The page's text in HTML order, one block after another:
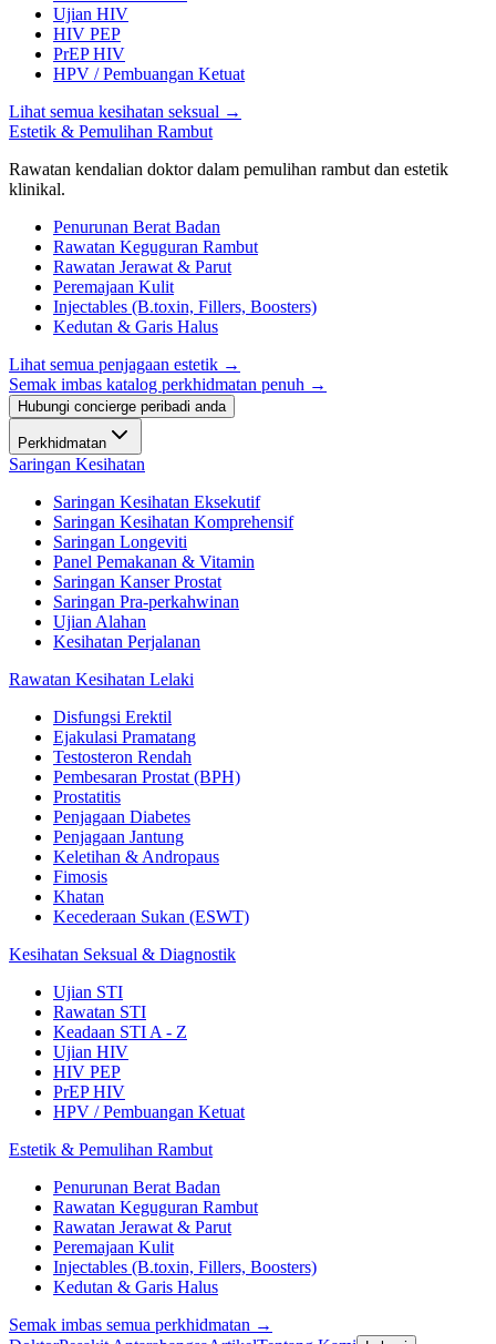
Ujian HIV
HIV PEP
PrEP HIV
HPV / Pembuangan Ketuat
Lihat semua kesihatan seksual →
Estetik & Pemulihan Rambut
Rawatan kendalian doktor dalam pemulihan rambut dan estetik
klinikal.
Penurunan Berat Badan
Rawatan Keguguran Rambut
Rawatan Jerawat & Parut
Peremajaan Kulit
Injectables (B.toxin, Fillers, Boosters)
Kedutan & Garis Halus
Lihat semua penjagaan estetik →
Semak imbas katalog perkhidmatan penuh →
Hubungi concierge peribadi anda
Perkhidmatan
Saringan Kesihatan
Saringan Kesihatan Eksekutif
Saringan Kesihatan Komprehensif
Saringan Longeviti
Panel Pemakanan & Vitamin
Saringan Kanser Prostat
Saringan Pra-perkahwinan
Ujian Alahan
Kesihatan Perjalanan
Rawatan Kesihatan Lelaki
Disfungsi Erektil
Ejakulasi Pramatang
Testosteron Rendah
Pembesaran Prostat (BPH)
Prostatitis
Penjagaan Diabetes
Penjagaan Jantung
Keletihan & Andropaus
Fimosis
Khatan
Kecederaan Sukan (ESWT)
Kesihatan Seksual & Diagnostik
Ujian STI
Rawatan STI
Keadaan STI A - Z
Ujian HIV
HIV PEP
PrEP HIV
HPV / Pembuangan Ketuat
Estetik & Pemulihan Rambut
Penurunan Berat Badan
Rawatan Keguguran Rambut
Rawatan Jerawat & Parut
Peremajaan Kulit
Injectables (B.toxin, Fillers, Boosters)
Kedutan & Garis Halus
Semak imbas semua perkhidmatan →